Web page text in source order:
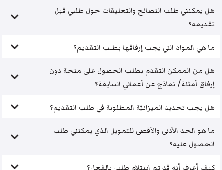
هل يمكنني طلب النصائح والتعليقات حول طلبي قبل
تقديمه؟
ما هي المواد التي يجب إرفاقها بطلب التقديم؟
هل من الممكن التقدم بطلب الحصول على منحة دون
إرفاق أمثلة/ نماذج عن أعمالي السابقة؟
هل يجب تحديد الميزانيّة المطلوبة في طلب التقديم؟
ما هو الحد الأدنى والأقصى للتمويل الذي يمكنني طلب
الحصول عليه؟
كيف أعرف أنه قد تم استلام طلبي بالفعل؟